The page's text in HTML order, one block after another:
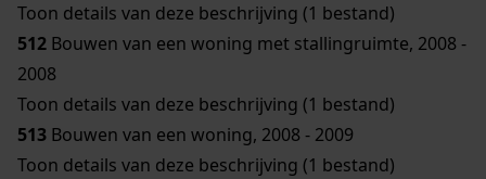
Toon details van deze beschrijving (1 bestand)
512 Bouwen van een woning met stallingruimte, 2008 -
2008
Toon details van deze beschrijving (1 bestand)
513 Bouwen van een woning, 2008 - 2009
Toon details van deze beschrijving (1 bestand)